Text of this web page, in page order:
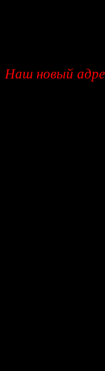
Наш новый